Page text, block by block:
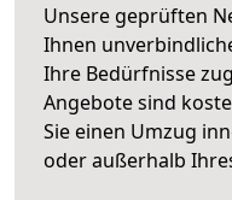
Unsere geprüften
Ihnen
Ihre Bedürfnisse
Angebote sind
Sie einen Umzug
oder außerhalb